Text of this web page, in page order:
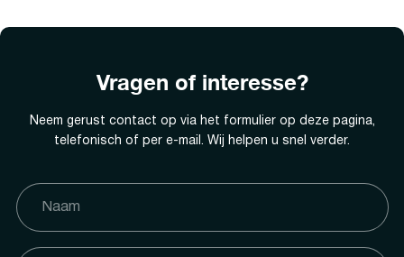
Vragen of interesse?
Neem gerust contact op via het formulier op deze pagina,
telefonisch of per e-mail. Wij helpen u snel verder.